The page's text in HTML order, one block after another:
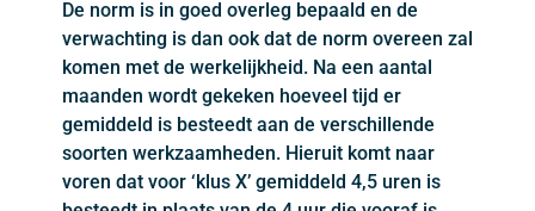
De norm is in goed overleg bepaald en de
verwachting is dan ook dat de norm overeen zal
komen met de werkelijkheid. Na een aantal
maanden wordt gekeken hoeveel tijd er
gemiddeld is besteedt aan de verschillende
soorten werkzaamheden. Hieruit komt naar
voren dat voor ‘klus X’ gemiddeld 4,5 uren is